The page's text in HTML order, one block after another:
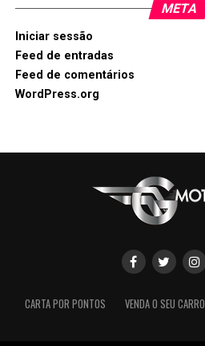
META
Iniciar sessão
Feed de entradas
Feed de comentários
WordPress.org
CARTA POR PONTOS VENDA O SEU CARRO